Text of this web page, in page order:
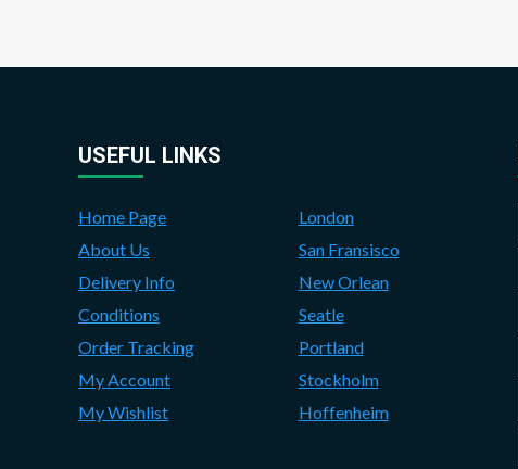
USEFUL LINKS
Home Page
About Us
Delivery Info
Conditions
Order Tracking
My Account
My Wishlist
London
San Fransisco
New Orlean
Seatle
Portland
Stockholm
Hoffenheim